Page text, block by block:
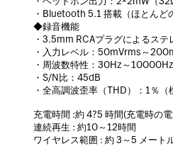
・Bluetooth 5.1 搭載（ほとんど
◆録音機能
・3.5mm RCAプラグによるステ
・入力レベル：50mVrms～
・周波数特性：30Hz～10000Hz
・S/N比：45dB
・全高調波歪率（THD）：1％（
充電時間 :約 4?5 時間(充電時の
連続再生 : 約10～12時間
ワイヤレス範囲 : 約 3～5 メート